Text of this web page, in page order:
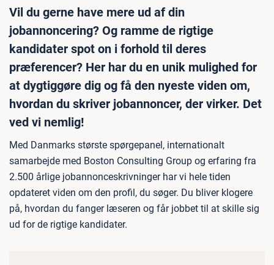
Vil du gerne have mere ud af din
jobannoncering? Og ramme de rigtige
kandidater spot on i forhold til deres
præferencer? Her har du en unik mulighed for
at dygtiggøre dig og få den nyeste viden om,
hvordan du skriver jobannoncer, der virker. Det
ved vi nemlig!
Med Danmarks største spørgepanel, internationalt
samarbejde med Boston Consulting Group og erfaring fra
2.500 årlige jobannonceskrivninger har vi hele tiden
opdateret viden om den profil, du søger. Du bliver klogere
på, hvordan du fanger læseren og får jobbet til at skille sig
ud for de rigtige kandidater.